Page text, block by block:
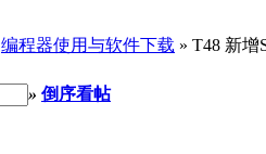
编程器使用与软件下载 » T48 新
» 倒序看帖